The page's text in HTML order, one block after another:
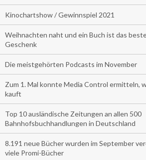
Kinochartshow / Gewinnspiel 2021
Weihnachten naht und ein Buch ist das
Geschenk
Die meistgehörten Podcasts im November
Zum 1. Mal konnte Media Control ermitteln,
kauft
Top 10 ausländische Zeitungen an allen 500
Bahnhofsbuchhandlungen in Deutschland
8.191 neue Bücher wurden im September
viele Promi-Bücher